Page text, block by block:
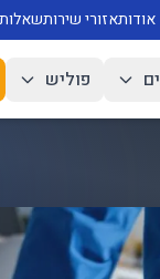
אודותאזורי שירות
פוליש